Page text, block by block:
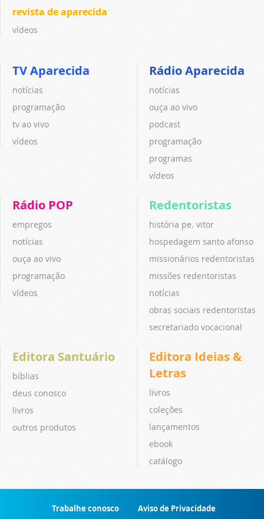
revista de aparecida
vídeos
TV Aparecida
notícias
programação
tv ao vivo
vídeos
Rádio Aparecida
notícias
ouça ao vivo
podcast
programação
programas
vídeos
Rádio POP
empregos
notícias
ouça ao vivo
programação
vídeos
Redentoristas
história pe. vitor
hospedagem santo afonso
missionários redentoristas
missões redentoristas
notícias
obras sociais redentoristas
secretariado vocacional
Editora Santuário
bíblias
deus conosco
livros
outros produtos
Editora Ideias &
Letras
livros
coleções
lançamentos
ebook
catálogo
Trabalhe conosco Aviso de Privacidade